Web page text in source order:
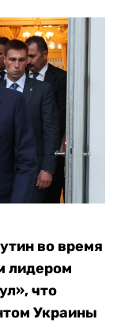
во время
лидером
что
Украины